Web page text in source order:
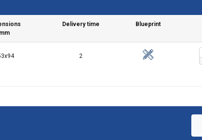
mm
Delivery time Blueprint
2